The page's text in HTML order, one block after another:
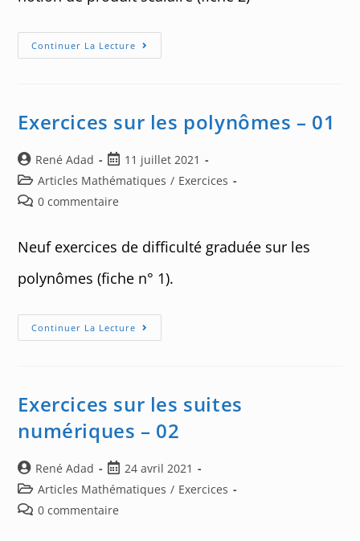
Continuer La Lecture Exercices
Sur
Exercices sur les polynômes – 01
Auteur/autrice
de
la
publication :
René Adad
Post
published:
11 juillet 2021
Post
category:
Articles Mathématiques / Exercices
Post0 commentaire
Neuf exercices de difficulté graduée sur les
polynômes (fiche n° 1).
Continuer La Lecture Exercices
Sur
Exercices sur les suites
numériques – 02
Auteur/autrice
de
la
publication :
René Adad
Post
published:
24 avril 2021
Post
category:
Articles Mathématiques / Exercices
Post0 commentaire